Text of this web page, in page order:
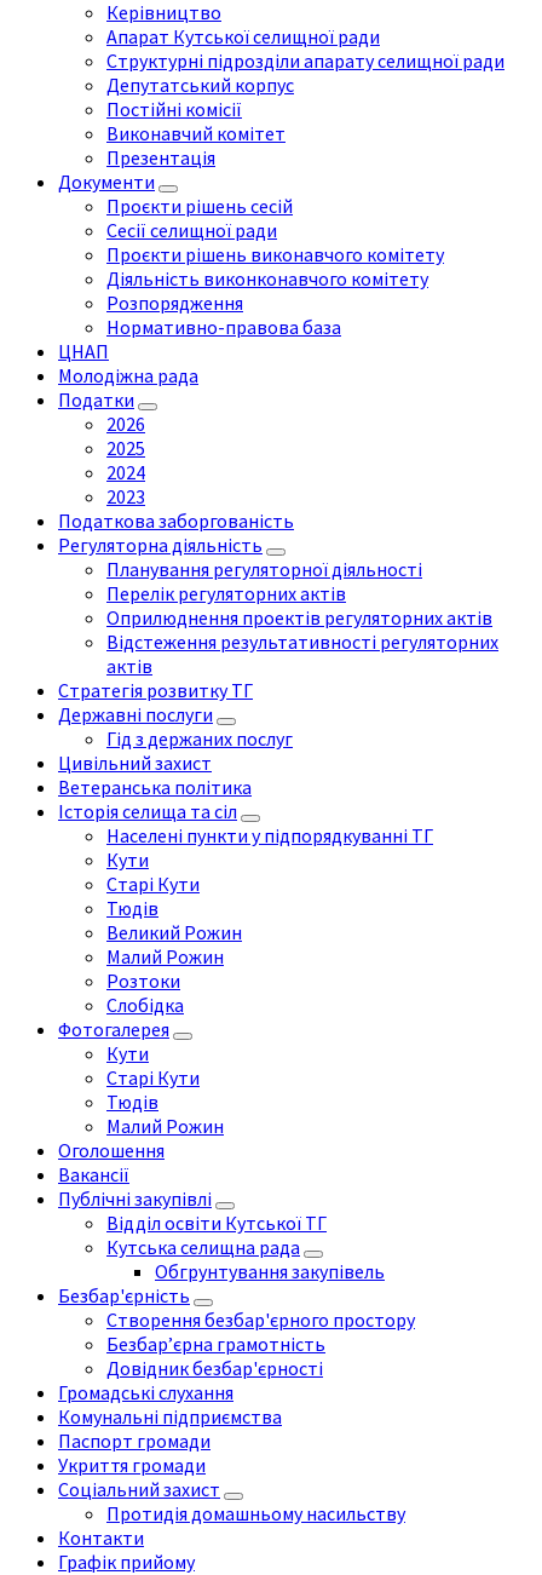
Керівництво
Апарат Кутської селищної ради
Структурні підрозділи апарату селищної ради
Депутатський корпус
Постійні комісії
Виконавчий комітет
Презентація
Документи
Проєкти рішень сесій
Сесії селищної ради
Проєкти рішень виконавчого комітету
Діяльність виконконавчого комітету
Розпорядження
Нормативно-правова база
ЦНАП
Молодіжна рада
Податки
2026
2025
2024
2023
Податкова заборгованість
Регуляторна діяльність
Планування регуляторної діяльності
Перелік регуляторних актів
Оприлюднення проектів регуляторних актів
Відстеження результативності регуляторних
актів
Стратегія розвитку ТГ
Державні послуги
Гід з держаних послуг
Цивільний захист
Ветеранська політика
Історія селища та сіл
Населені пункти у підпорядкуванні ТГ
Кути
Старі Кути
Тюдів
Великий Рожин
Малий Рожин
Розтоки
Слобідка
Фотогалерея
Кути
Старі Кути
Тюдів
Малий Рожин
Оголошення
Вакансії
Публічні закупівлі
Відділ освіти Кутської ТГ
Кутська селищна рада
Обгрунтування закупівель
Безбар'єрність
Створення безбар'єрного простору
Безбар’єрна грамотність
Довідник безбар'єрності
Громадські слухання
Комунальні підприємства
Паспорт громади
Укриття громади
Соціальний захист
Протидія домашньому насильству
Контакти
Графік прийому